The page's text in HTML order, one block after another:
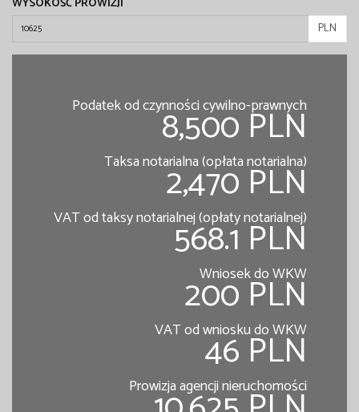
PLN
Podatek od czynności cywilno-prawnych
8,500 PLN
Taksa notarialna (opłata notarialna)
2,470 PLN
VAT od taksy notarialnej (opłaty notarialnej)
568.1 PLN
Wniosek do WKW
200 PLN
VAT od wniosku do WKW
46 PLN
Prowizja agencji nieruchomości